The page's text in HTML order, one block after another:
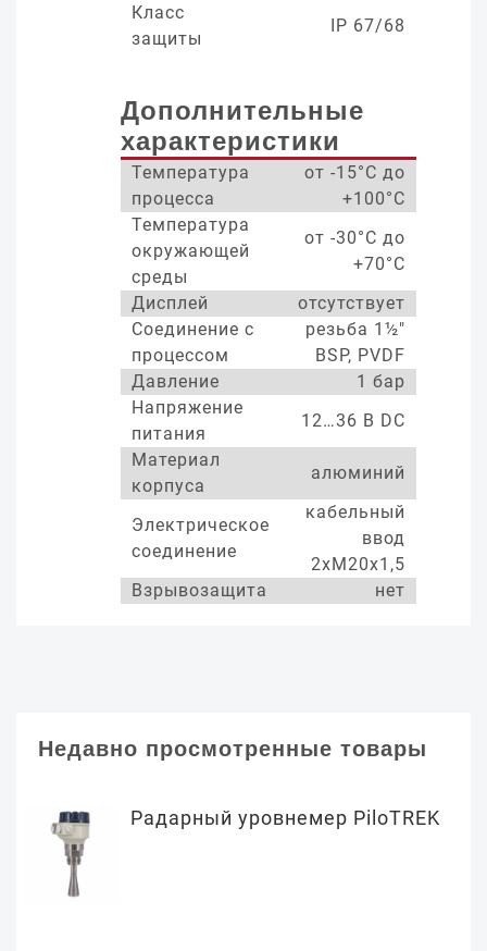
Класс
защиты
IP 67/68
Дополнительные
характеристики
Температура
процесса
от -15°С до
+100°С
Температура
окружающей
среды
от -30°С до
+70°С
Дисплей
отсутствует
Соединение с
процессом
резьба 1½"
BSP, PVDF
Давление
1 бар
Напряжение
питания
12…36 В DC
Материал
корпуса
алюминий
Электрическое
соединение
кабельный
ввод
2хМ20х1,5
Взрывозащита
нет
Недавно просмотренные товары
Радарный уровнемер PiloTREK